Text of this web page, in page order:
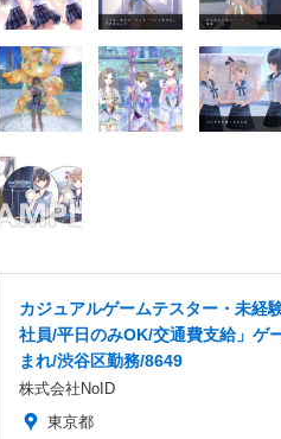
カジュアルゲームテスター・未経
社員/平日のみOK/交通費支給」ゲ
まれ/渋谷区勤務/8649
株式会社NoID
東京都